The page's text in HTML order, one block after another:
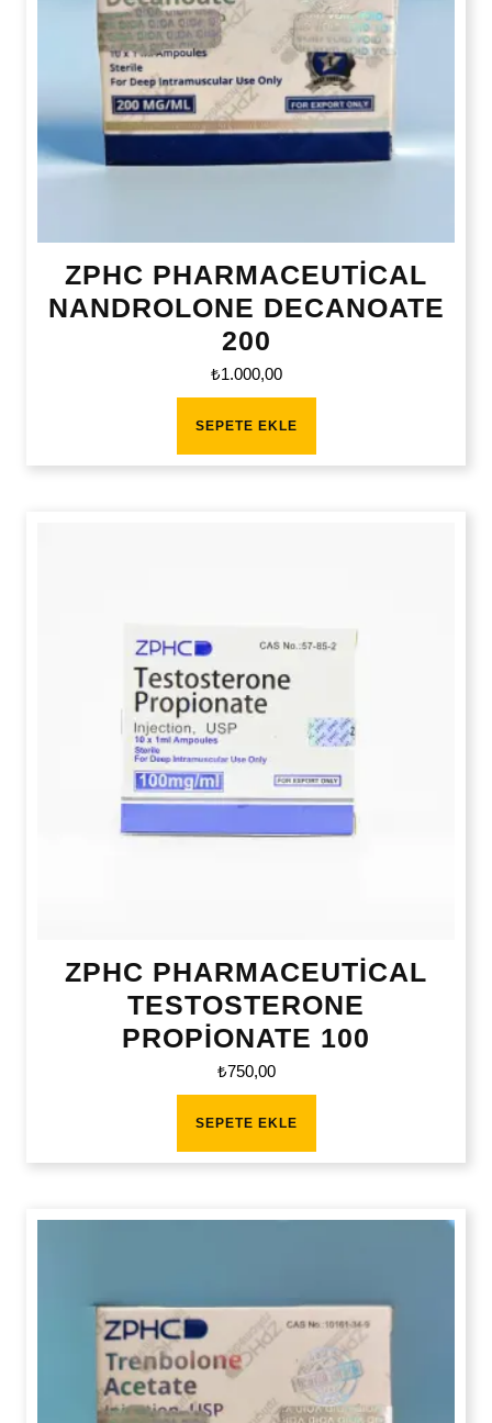
ZPHC PHARMACEUTİCAL
NANDROLONE DECANOATE
200
₺1.000,00
SEPETE EKLE
ZPHC PHARMACEUTİCAL
TESTOSTERONE
PROPİONATE 100
₺750,00
SEPETE EKLE